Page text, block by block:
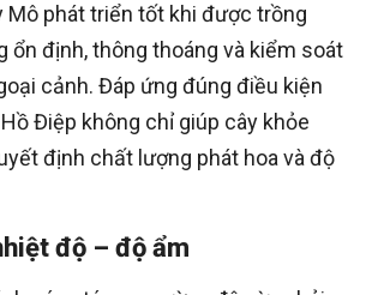
Mô phát triển tốt khi được trồng
ổn định, thông thoáng và kiểm soát
cảnh. Đáp ứng đúng điều kiện
Điệp không chỉ giúp cây khỏe
định chất lượng phát hoa và độ
độ – độ ẩm